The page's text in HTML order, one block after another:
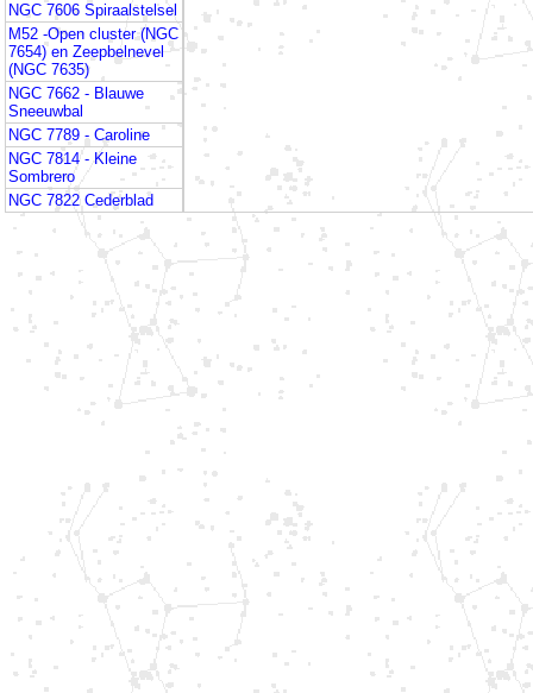
NGC 7606 Spiraalstelsel
M52 -Open cluster (NGC
7654) en Zeepbelnevel
(NGC 7635)
NGC 7662 - Blauwe
Sneeuwbal
NGC 7789 - Caroline
NGC 7814 - Kleine
Sombrero
NGC 7822 Cederblad